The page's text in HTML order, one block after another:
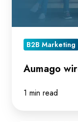
B2B Marketing
Aumago
1 min read